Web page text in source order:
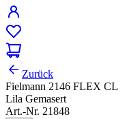
Zurück
Fielmann 2146 FLEX CL
Lila Gemasert
Art.-Nr. 21848